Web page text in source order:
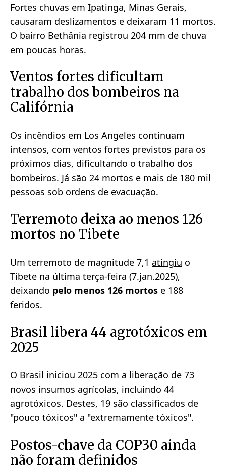
Fortes chuvas em Ipatinga, Minas Gerais,
causaram deslizamentos e deixaram 11 mortos.
O bairro Bethânia registrou 204 mm de chuva
em poucas horas.
Ventos fortes dificultam
trabalho dos bombeiros na
Califórnia
Os incêndios em Los Angeles continuam
intensos, com ventos fortes previstos para os
próximos dias, dificultando o trabalho dos
bombeiros. Já são 24 mortos e mais de 180 mil
pessoas sob ordens de evacuação.
Terremoto deixa ao menos 126
mortos no Tibete
Um terremoto de magnitude 7,1 atingiu o
Tibete na última terça-feira (7.jan.2025),
deixando pelo menos 126 mortos e 188
feridos.
Brasil libera 44 agrotóxicos em
2025
O Brasil iniciou 2025 com a liberação de 73
novos insumos agrícolas, incluindo 44
agrotóxicos. Destes, 19 são classificados de
"pouco tóxicos" a "extremamente tóxicos".
Postos-chave da COP30 ainda
não foram definidos